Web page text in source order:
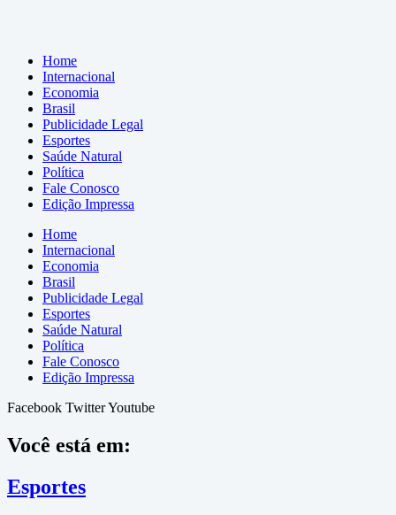
Home
Internacional
Economia
Brasil
Publicidade Legal
Esportes
Saúde Natural
Política
Fale Conosco
Edição Impressa
Home
Internacional
Economia
Brasil
Publicidade Legal
Esportes
Saúde Natural
Política
Fale Conosco
Edição Impressa
Facebook TwitterYoutube
Você está em:
Esportes